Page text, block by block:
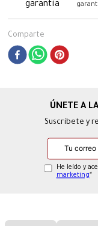
Comparte
Suscríbete y
He leído y
marketing*